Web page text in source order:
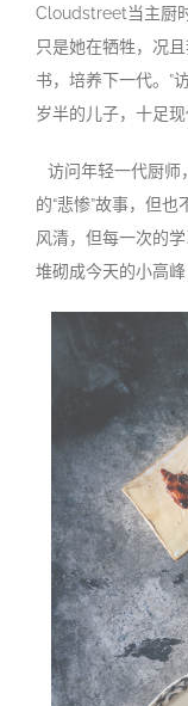
Cloudstreet当主厨
只是她在牺牲，况
书，培养下一代。”
岁半的儿子，十足现
访问年轻一代厨师
的“悲惨”故事，但
风清，但每一次的
堆砌成今天的小高峰